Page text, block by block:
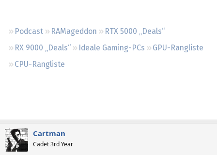
Podcast RAMageddon
RTX 5000 „Deals“
RX 9000 „Deals“
Ideale Gaming-PCs
GPU-Rangliste
CPU-Rangliste
Cartman
Cadet 3rd Year